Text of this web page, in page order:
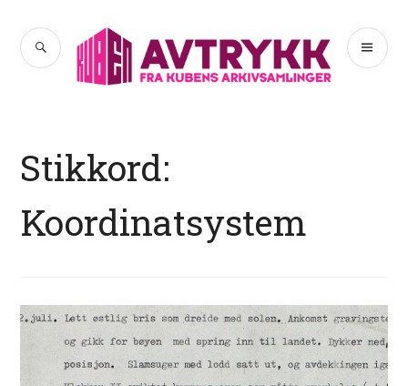
innhold
Avtrykk
SØK
Stikkord:
Koordinatsystem